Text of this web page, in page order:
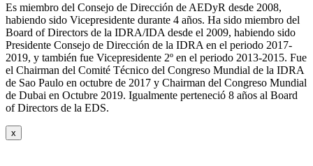
Es miembro del Consejo de Dirección de AEDyR desde 2008,
habiendo sido Vicepresidente durante 4 años. Ha sido miembro del
Board of Directors de la IDRA/IDA desde el 2009, habiendo sido
Presidente Consejo de Dirección de la IDRA en el periodo 2017-
2019, y también fue Vicepresidente 2º en el periodo 2013-2015. Fue
el Chairman del Comité Técnico del Congreso Mundial de la IDRA
de Sao Paulo en octubre de 2017 y Chairman del Congreso Mundial
de Dubai en Octubre 2019. Igualmente perteneció 8 años al Board
of Directors de la EDS.
x